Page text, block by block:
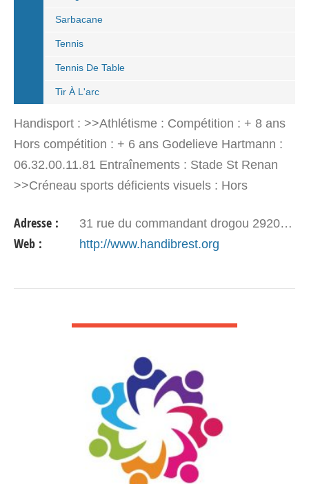
Sarbacane
Tennis
Tennis De Table
Tir À L'arc
Handisport : >>Athlétisme : Compétition : + 8 ans
Hors compétition : + 6 ans Godelieve Hartmann :
06.32.00.11.81 Entraînements : Stade St Renan
>>Créneau sports déficients visuels : Hors
Adresse : 31 rue du commandant drogou 29200 Brest
Web : http://www.handibrest.org